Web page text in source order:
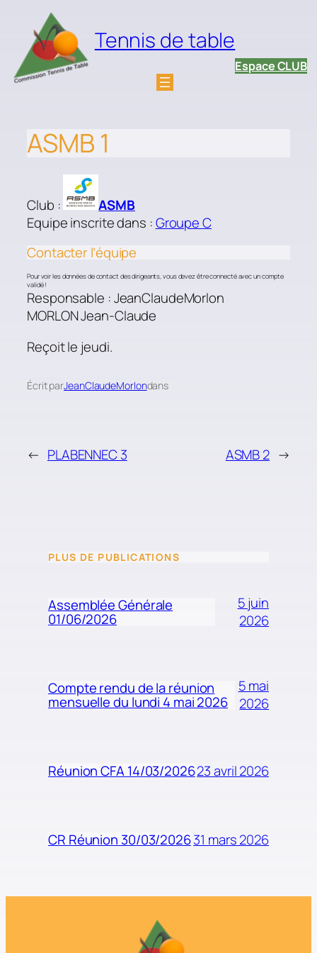
contenu
Tennis de table
Espace CLUB
ASMB 1
Club :
ASMB
Equipe inscrite dans :Groupe C
Contacter l’équipe
Pour voir les données de contact des dirigeants, vous devez être connecté avec un compte
validé !
Responsable : JeanClaudeMorlon
MORLON Jean-Claude
Reçoit le jeudi.
Écrit parJeanClaudeMorlondans
← PLABENNEC 3 ASMB 2 →
PLUS DE PUBLICATIONS
Assemblée Générale
01/06/2026
5 juin
2026
Compte rendu de la réunion
mensuelle du lundi 4 mai 2026
5 mai
2026
Réunion CFA 14/03/202623 avril 2026
CR Réunion 30/03/202631 mars 2026